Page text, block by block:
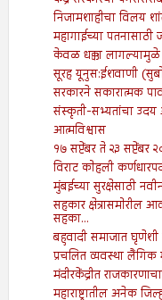
निजामशाहीचा विलय
महागाईच्या
केवळ धक्का लागल्यामुळे
सूरह यूनुस:ईशवाणी
सरकारने सकारात्मक
संस्कृती-सभ्यतांचा उदय
आत्मविश्वास
१७ सप्टेंबर ते २३ सप्टेंबर
विराट कोहली
मुंबईच्या सुरक्षेसाठी
सहकार क्षेत्रासमोरील
सहका...
बहुवादी समाजात
प्रचलित व्यवस्था
मंदीरकेंद्रीत
महाराष्ट्रातील अनेक